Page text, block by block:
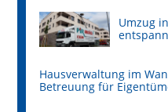
Umzug
Hausverwaltung im
Betreuung für